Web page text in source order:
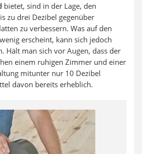
bietet, sind in der Lage, den
zu drei Dezibel gegenüber
zu verbessern. Was auf den
erscheint, kann sich jedoch
Hält man sich vor Augen, dass der
einem ruhigen Zimmer und einer
mitunter nur 10 Dezibel
davon bereits erheblich.